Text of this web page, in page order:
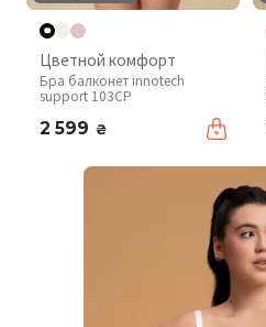
Цветной комфорт
Бра балконет innotech
support 103CP
2 599 ₴